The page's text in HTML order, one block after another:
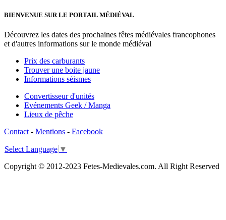
BIENVENUE SUR LE PORTAIL MÉDIÉVAL
Découvrez les dates des prochaines fêtes médiévales francophones
et d'autres informations sur le monde médiéval
Prix des carburants
Trouver une boite jaune
Informations séismes
Convertisseur d'unités
Evénements Geek / Manga
Lieux de pêche
Contact - Mentions - Facebook
Select Language ▼
Copyright © 2012-2023 Fetes-Medievales.com. All Right Reserved